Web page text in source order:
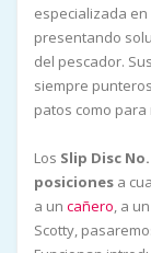
especializada
presentando
del pescador.
siempre
patos como
Los Slip Disc
posiciones a
a un cañero, a un
Scotty,